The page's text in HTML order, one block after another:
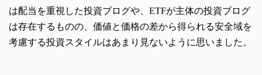
は配当を重視した投資ブログや、ETFが主体の投資ブログ
は存在するものの、価値と価格の差から得られる安全域を
考慮する投資スタイルはあまり見ないように思いました。